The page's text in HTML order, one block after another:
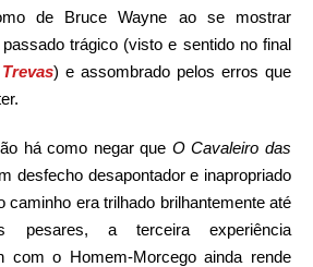
de Bruce Wayne ao se mostrar
trágico (visto e sentido no final
) e assombrado pelos erros que
há como negar que O Cavaleiro das
desfecho desapontador e inapropriado
caminho era trilhado brilhantemente até
pesares, a terceira experiência
com o Homem-Morcego ainda rende